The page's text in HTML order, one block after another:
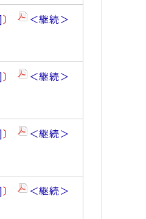
〕
＜継続＞
〕
＜継続＞
〕
＜継続＞
〕
＜継続＞